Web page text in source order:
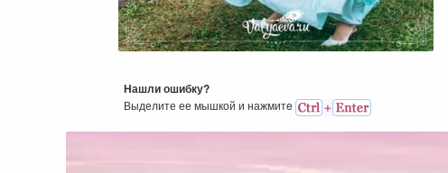
Как Достигать Своих Целей По-
Женски?
Нашли ошибку?
Выделите ее мышкой и нажмитe